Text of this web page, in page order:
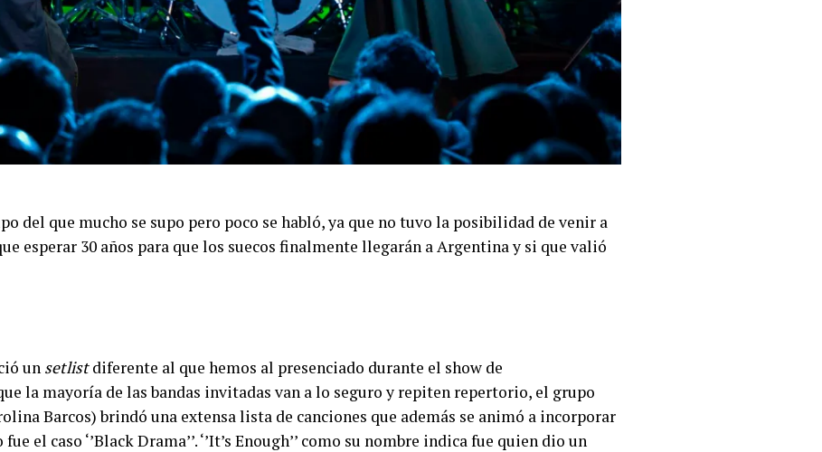
del que mucho se supo pero poco se habló, ya que no tuvo la posibilidad de venir a
esperar 30 años para que los suecos finalmente llegarán a Argentina y si que valió
un setlistdiferente al que hemos al presenciado durante el show de
la mayoría de las bandas invitadas van a lo seguro y repiten repertorio, el grupo
Barcos) brindó una extensa lista de canciones que además se animó a incorporar
el caso ‘’Black Drama’’. ‘’It’s Enough’’ como su nombre indica fue quien dio un